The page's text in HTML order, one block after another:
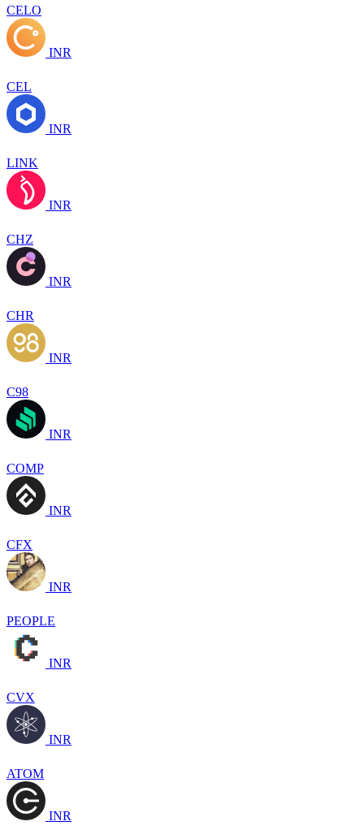
CELO
INR
CEL
INR
LINK
INR
CHZ
INR
CHR
INR
C98
INR
COMP
INR
CFX
INR
PEOPLE
INR
CVX
INR
ATOM
INR